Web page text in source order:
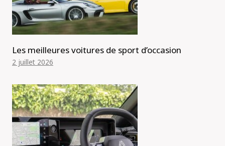
Les meilleures voitures de sport d’occasion
2 juillet 2026